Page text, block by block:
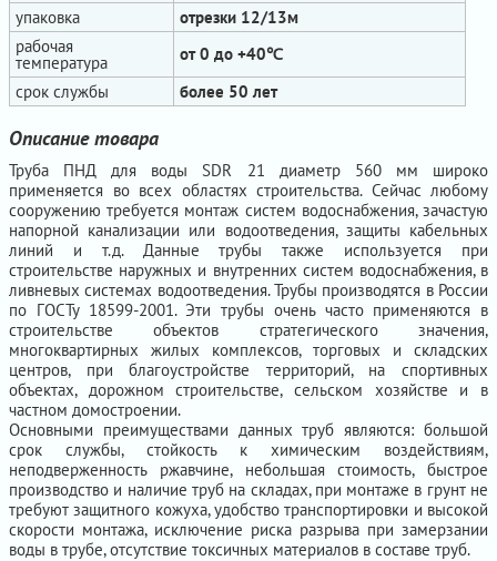
упаковка
отрезки 12/13м
рабочая
температура
от 0 до +40℃
срок службы
более 50 лет
Описание товара
Труба ПНД для воды SDR 21 диаметр 560 мм широко
применяется во всех областях строительства. Сейчас любому
сооружению требуется монтаж систем водоснабжения, зачастую
напорной канализации или водоотведения, защиты кабельных
линий и т.д. Данные трубы также используется при
строительстве наружных и внутренних систем водоснабжения, в
ливневых системах водоотведения. Трубы производятся в России
по ГОСТу 18599-2001. Эти трубы очень часто применяются в
строительстве объектов стратегического значения,
многоквартирных жилых комплексов, торговых и складских
центров, при благоустройстве территорий, на спортивных
объектах, дорожном строительстве, сельском хозяйстве и в
частном домостроении.
Основными преимуществами данных труб являются: большой
срок службы, стойкость к химическим воздействиям,
неподверженность ржавчине, небольшая стоимость, быстрое
производство и наличие труб на складах, при монтаже в грунт не
требуют защитного кожуха, удобство транспортировки и высокой
скорости монтажа, исключение риска разрыва при замерзании
воды в трубе, отсутствие токсичных материалов в составе труб.